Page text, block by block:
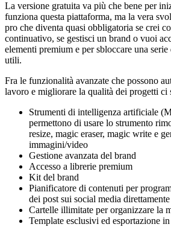
La versione gratuita va più che bene per
funziona questa piattaforma, ma la vera
pro che diventa quasi obbligatoria se crei
continuativo, se gestisci un brand o vuoi
elementi premium e per sbloccare una
utili.
Fra le funzionalità avanzate che possono
lavoro e migliorare la qualità dei progetti ci
Strumenti di intelligenza artificiale
permettono di usare lo strumento
resize, magic eraser, magic write e
immagini/video
Gestione avanzata del brand
Accesso a librerie premium
Kit del brand
Pianificatore di contenuti per
dei post sui social media
Cartelle illimitate per organizzare la
Template esclusivi ed esportazione